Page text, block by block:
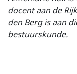
docent aan de
den Berg is aan
bestuurskunde.